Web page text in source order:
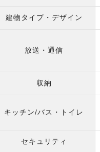
建物タイプ・デザイン
放送・通信
収納
キッチン/バス・トイレ
セキュリティ